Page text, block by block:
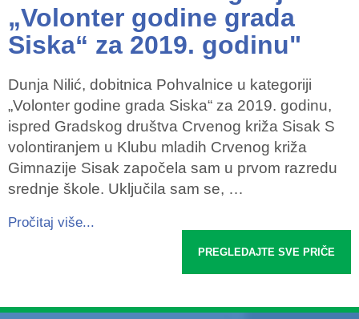
„Volonter godine grada
Siska“ za 2019. godinu"
Dunja Nilić, dobitnica Pohvalnice u kategoriji
„Volonter godine grada Siska“ za 2019. godinu,
ispred Gradskog društva Crvenog križa Sisak S
volontiranjem u Klubu mladih Crvenog križa
Gimnazije Sisak započela sam u prvom razredu
srednje škole. Uključila sam se, …
Pročitaj više...
PREGLEDAJTE SVE PRIČE